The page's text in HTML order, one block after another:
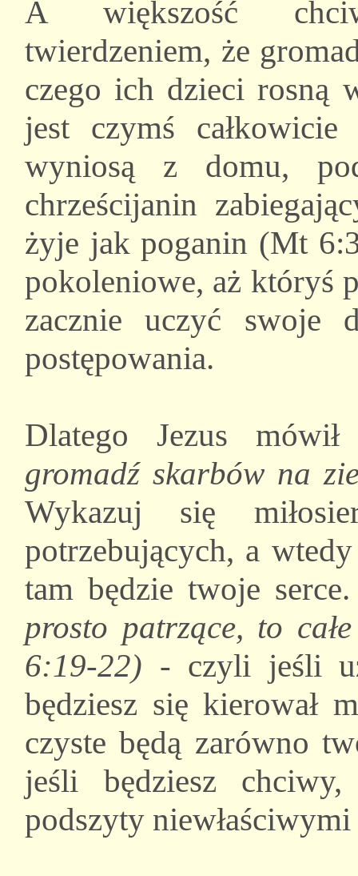
A większość
twierdzeniem, że
czego ich dzieci rosną
jest czymś
wyniosą z domu,
chrześcijanin
żyje jak poganin (Mt
pokoleniowe, aż któryś
zacznie uczyć swoje
postępowania.
Dlatego Jezus
gromadź skarbów na
Wykazuj się
potrzebujących, a
tam będzie twoje
prosto patrzące, to
6:19-22) - czyli jeśli
będziesz się kierował
czyste będą zarówno
jeśli będziesz
podszyty